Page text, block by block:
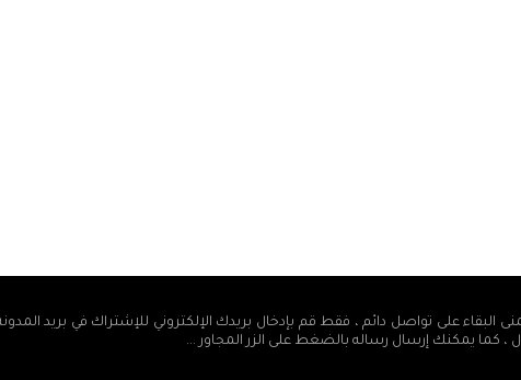
البقاء على تواصل دائم ، فقط قم بإدخال بريدك الإلكتروني للإشتراك في بريد
، كما يمكنك إرسال رساله بالضغط على الزر المجاور ...